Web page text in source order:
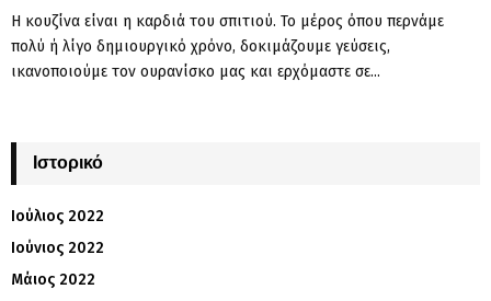
Η κουζίνα είναι η καρδιά του σπιτιού. Το μέρος όπου περνάμε
πολύ ή λίγο δημιουργικό χρόνο, δοκιμάζουμε γεύσεις,
ικανοποιούμε τον ουρανίσκο μας και ερχόμαστε σε...
Ιστορικό
Ιούλιος 2022
Ιούνιος 2022
Μάιος 2022